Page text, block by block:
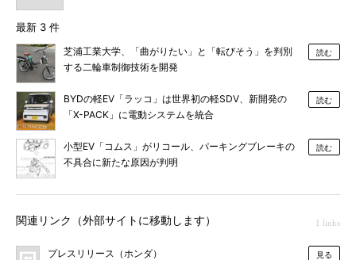
最新 3 件
芝浦工業大学、「曲がりたい」と「転びそう」を判別
する二輪車制御技術を開発
読む
BYDの軽EV「ラッコ」は世界初の軽SDV、新開発の
「X-PACK」に電動システムを統合
読む
小型EV「コムス」がリコール、パーキングブレーキの
不具合に新たな原因が判明
読む
関連リンク（外部サイトに移動します） 1 links
プレスリリース（ホンダ） 見る